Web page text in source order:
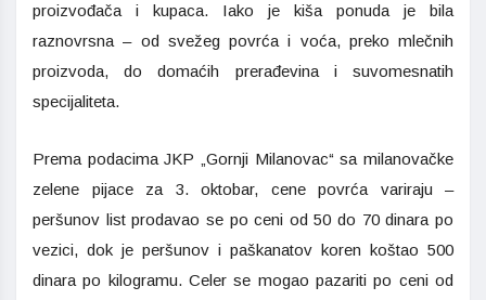
proizvođača i kupaca. Iako je kiša ponuda je bila
raznovrsna – od svežeg povrća i voća, preko mlečnih
proizvoda, do domaćih prerađevina i suvomesnatih
specijaliteta.
Prema podacima JKP „Gornji Milanovac“ sa milanovačke
zelene pijace za 3. oktobar, cene povrća variraju –
peršunov list prodavao se po ceni od 50 do 70 dinara po
vezici, dok je peršunov i paškanatov koren koštao 500
dinara po kilogramu. Celer se mogao pazariti po ceni od